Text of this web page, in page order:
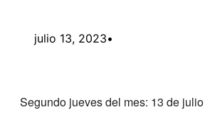
julio 13, 2023•
Segundo jueves del mes: 13 de julio